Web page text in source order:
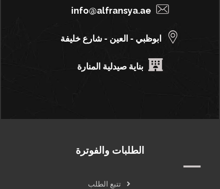
info@alfransya.ae
ابوظبي - العين - شارع خليفة
بناية صيدلية المنارة
الطلبات والفوترة
تتبع الطلب